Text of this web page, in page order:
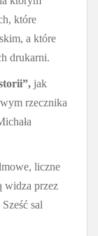
które
a które
drukarni.
jak
rzecznika
liczne
widza przez
sal